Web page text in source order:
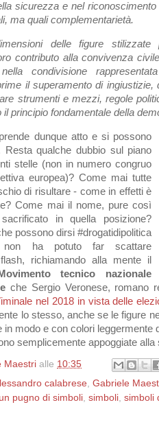
sicurezza e nel
ma quali complementarietà.
delle figure stilizzate
contributo alla convivenza
condivisione
il superamento di ingiustizie,
strumenti e mezzi, regole
il principio fondamentale della
dunque atto e si possono
Resta qualche dubbio sul piano
stelle (non in numero congruo
europea)? Come mai tutte
di risultare - come in effetti è
Come mai il nome, pure così
in quella posizione?
possono dirsi #drogatidipolitica
ha potuto far scattare
richiamando alla mente il
Movimento tecnico nazionale
che Sergio Veronese, romano
nel 2018 in vista delle
lo stesso, anche se le figure
in modo e con colori leggermente
semplicemente appoggiate alla
Maestri alle 10:35
calabrese, Gabriele
pugno di simboli, simboli, simboli